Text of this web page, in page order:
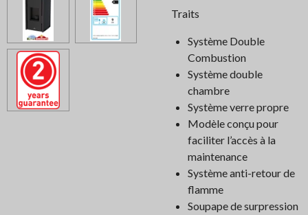
Traits
Système Double
Combustion
Système double
chambre
Système verre propre
Modèle conçu pour
faciliter l’accès à la
maintenance
Système anti-retour de
flamme
Soupape de surpression